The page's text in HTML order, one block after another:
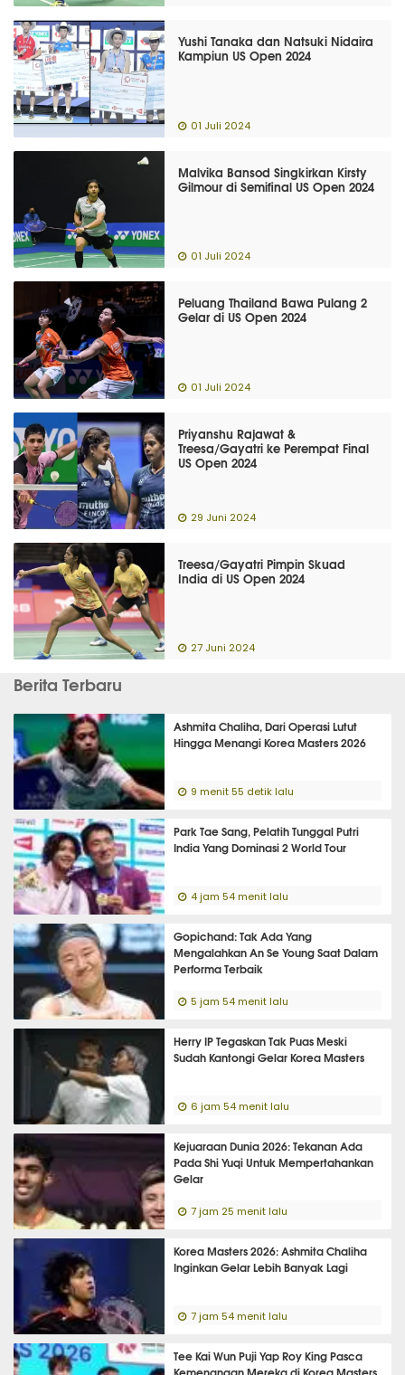
Yushi Tanaka dan Natsuki Nidaira
Kampiun US Open 2024
01 Juli 2024
Malvika Bansod Singkirkan Kirsty
Gilmour di Semifinal US Open 2024
01 Juli 2024
Peluang Thailand Bawa Pulang 2
Gelar di US Open 2024
01 Juli 2024
Priyanshu Rajawat &
Treesa/Gayatri ke Perempat Final
US Open 2024
29 Juni 2024
Treesa/Gayatri Pimpin Skuad
India di US Open 2024
27 Juni 2024
Berita Terbaru
Ashmita Chaliha, Dari Operasi Lutut
Hingga Menangi Korea Masters 2026
9 menit 55 detik lalu
Park Tae Sang, Pelatih Tunggal Putri
India Yang Dominasi 2 World Tour
4 jam 54 menit lalu
Gopichand: Tak Ada Yang
Mengalahkan An Se Young Saat Dalam
Performa Terbaik
5 jam 54 menit lalu
Herry IP Tegaskan Tak Puas Meski
Sudah Kantongi Gelar Korea Masters
6 jam 54 menit lalu
Kejuaraan Dunia 2026: Tekanan Ada
Pada Shi Yuqi Untuk Mempertahankan
Gelar
7 jam 25 menit lalu
Korea Masters 2026: Ashmita Chaliha
Inginkan Gelar Lebih Banyak Lagi
7 jam 54 menit lalu
Tee Kai Wun Puji Yap Roy King Pasca